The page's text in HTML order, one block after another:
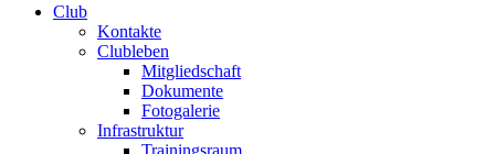
Club
Kontakte
Clubleben
Mitgliedschaft
Dokumente
Fotogalerie
Infrastruktur
Trainingsraum